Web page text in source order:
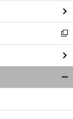
で
開
く
新
し
い
ウ
ィ
ン
ウ